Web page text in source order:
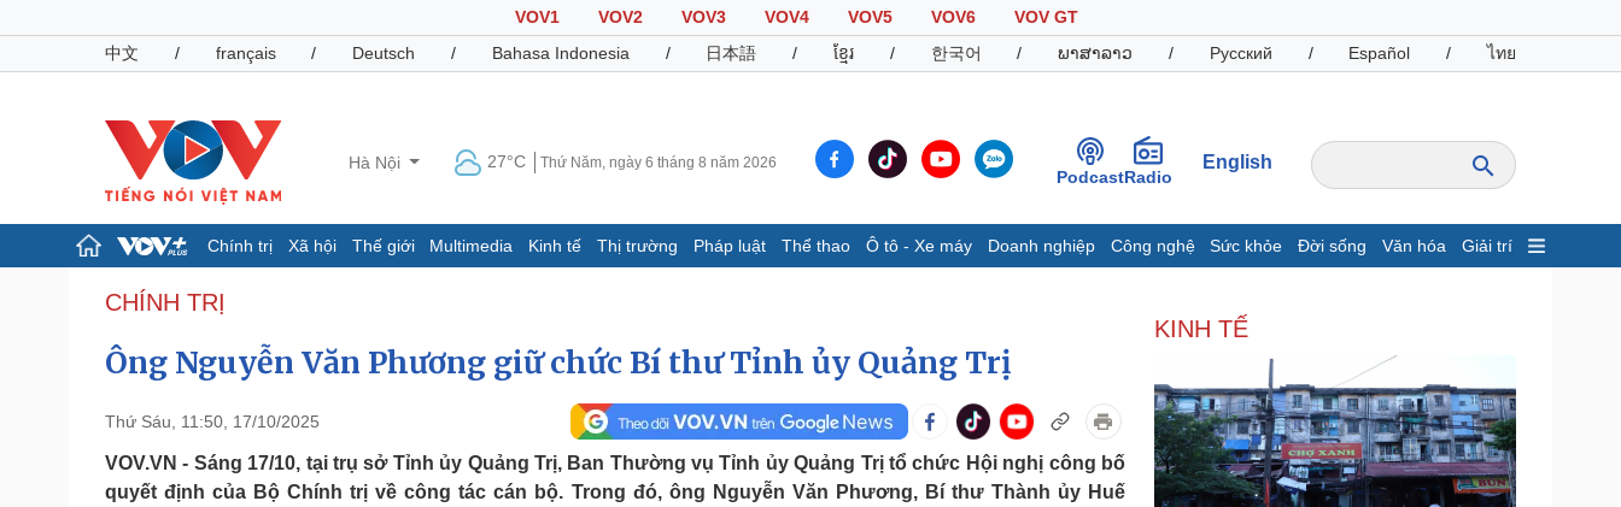
VOV1 VOV2 VOV3 VOV4 VOV5 VOV6
VOV GT
中文
/ français / Deutsch / Bahasa Indonesia / 日本語 / ខ្មែរ / 한국어 / ພາສາລາວ / Русский / Español / ไทย
Hà Nội 27°C Thứ Năm, ngày 6 tháng 8 năm 2026
PodcastRadio
English
Chính trị Xã hội Thế giới Multimedia Kinh tế Thị trường Pháp luật Thể thao Ô tô - Xe máy Doanh nghiệp Công nghệ Sức khỏe Đời sống Văn hóa Giải trí
Chính trị
Tổ chức nhân sự
Quốc hội
Dự báo thời tiết
Giáo dục
Biển đảo
Cuộc sống đó đây
Hồ sơ
Ảnh
E-Magazine
Infographic
Bất động sản
Tỷ giá
Chứng khoán
Giá cà phê
Pháp luật
Quân sự - Quốc phòng
Thể thao
Ô tô - Xe máy
Doanh nghiệp
Công nghệ
CHÍNH TRỊ
Ông Nguyễn Văn Phương giữ chức Bí thư Tỉnh ủy Quảng Trị
Thứ Sáu, 11:50, 17/10/2025
VOV.VN - Sáng 17/10, tại trụ sở Tỉnh ủy Quảng Trị, Ban Thường vụ Tỉnh ủy Quảng Trị tổ chức Hội nghị công bố
quyết định của Bộ Chính trị về công tác cán bộ. Trong đó, ông Nguyễn Văn Phương, Bí thư Thành ủy Huế
KINH TẾ